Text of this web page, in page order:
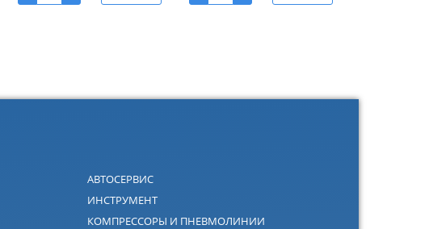
АВТОСЕРВИС
ИНСТРУМЕНТ
КОМПРЕССОРЫ И ПНЕВМОЛИНИИ